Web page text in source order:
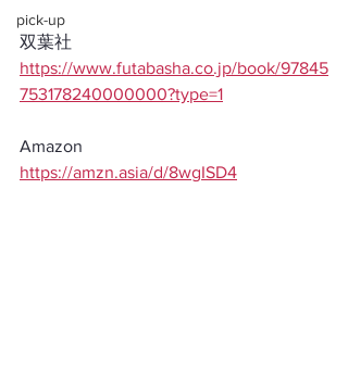
pick-up
双葉社
https://www.futabasha.co.jp/book/97845
753178240000000?type=1
Amazon
https://amzn.asia/d/8wgISD4